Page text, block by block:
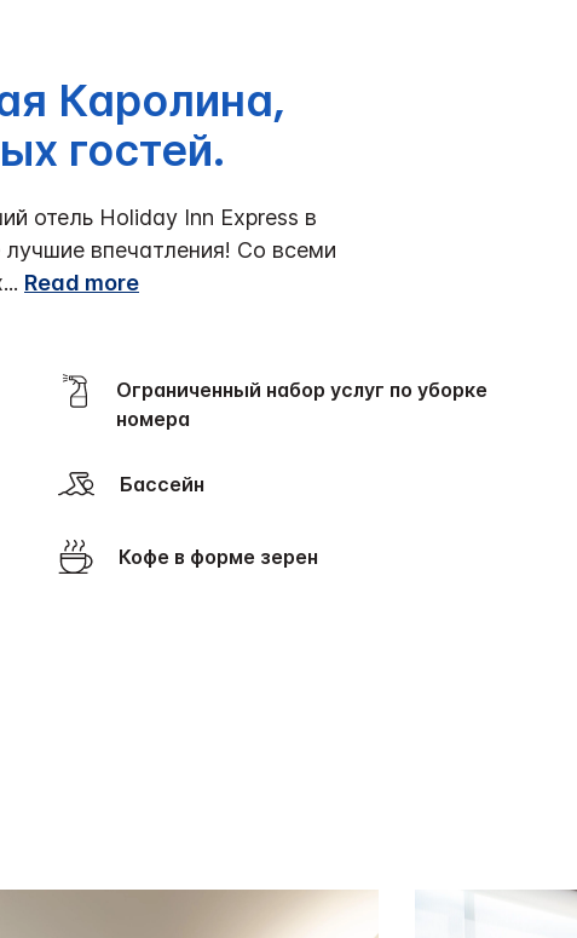
Каролина,
гостей.
отель Holiday Inn Express в
впечатления! Со всеми
... Read more
Ограниченный набор услуг по уборке
номера
Бассейн
Кофе в форме зерен